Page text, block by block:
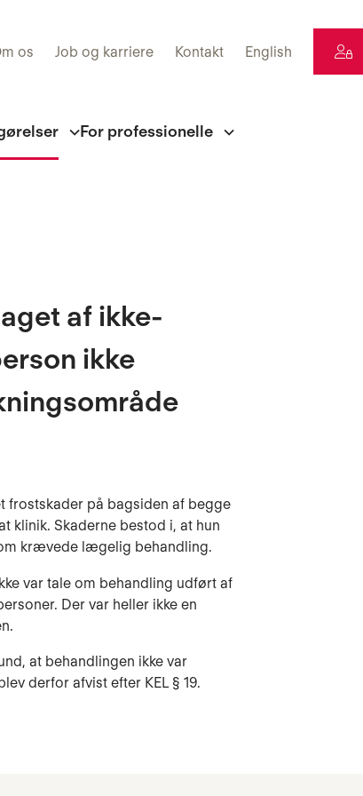
os Job og karriere Kontakt English
For professionelle
af ikke-
ikke
frostskader på bagsiden af begge
klinik. Skaderne bestod i, at hun
krævede lægelig behandling.
var tale om behandling udført af
Der var heller ikke en
at behandlingen ikke var
derfor afvist efter KEL § 19.